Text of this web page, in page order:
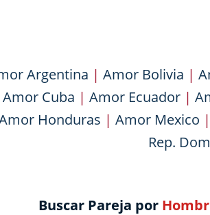
Argentina | Amor Bolivia |
Amor Cuba | Amor Ecuador |
Honduras | Amor Mexico |
Rep.
Buscar Pareja por